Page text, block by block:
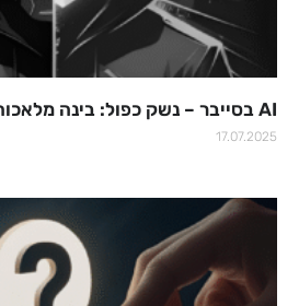
AI בסייבר – נשק כפול: בינה מלאכותית במתקפות ובהגנה
17.07.2025